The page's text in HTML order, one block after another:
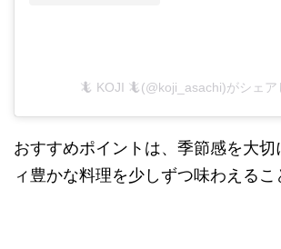
🦎 KOJI 🦎(@koji_asachi)がシェア
おすすめポイントは、季節感を大切
ィ豊かな料理を少しずつ味わえるこ